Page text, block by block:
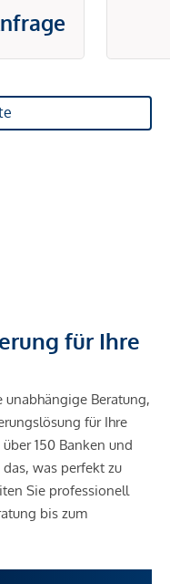
für Ihre
Beratung,
für Ihre
150 Banken und
was perfekt zu
Sie professionell
bis zum